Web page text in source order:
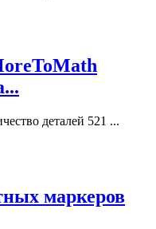
деталей 521 ...
маркеров